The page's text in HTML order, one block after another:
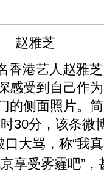
赵雅芝
香港艺人赵雅
感受到自己作
的侧面照片。
30分，该条微
大骂，称“我
享受雾霾吧”